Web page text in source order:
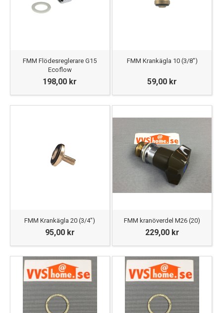
FMM Flödesreglerare G15
Ecoflow
198,00 kr
FMM Krankägla 10 (3/8")
59,00 kr
FMM Krankägla 20 (3/4")
95,00 kr
FMM kranöverdel M26 (20)
229,00 kr